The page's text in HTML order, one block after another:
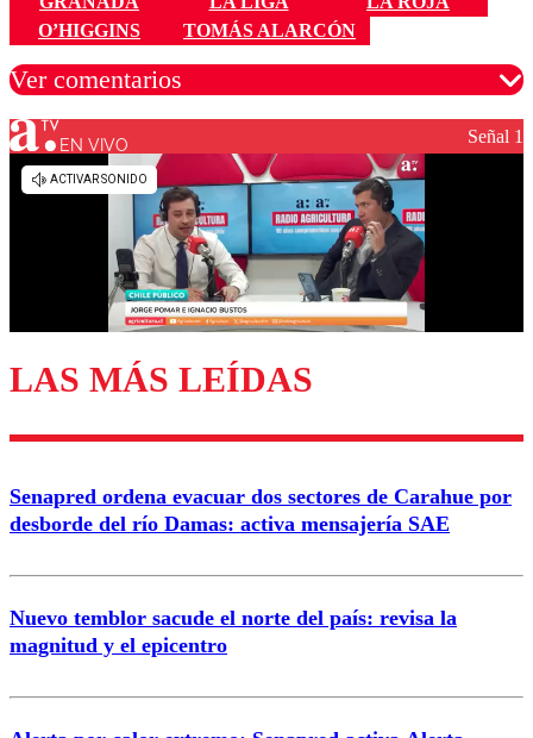
O’HIGGINS
TOMÁS ALARCÓN
Ver comentarios
Los comentarios son moderados para garantizar un
diálogo respetuoso.
Enviar comentario
EN VIVO Señal 1
LAS MÁS LEÍDAS
Senapred ordena evacuar dos sectores de Carahue por
desborde del río Damas: activa mensajería SAE
Nuevo temblor sacude el norte del país: revisa la
magnitud y el epicentro